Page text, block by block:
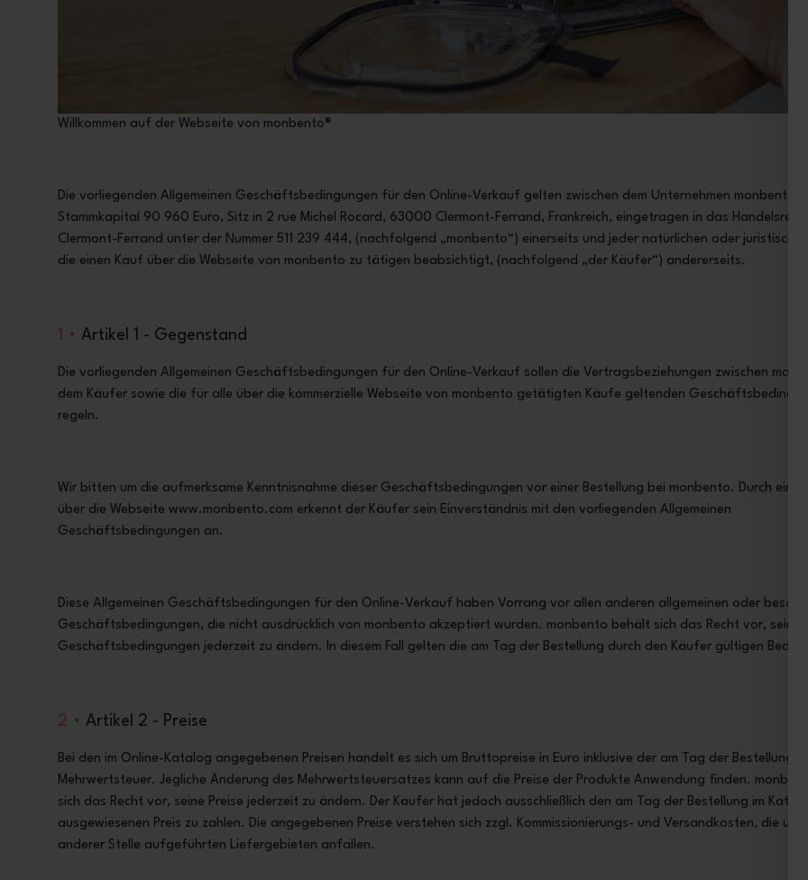
Willkommen auf der Webseite von monbento®
Die vorliegenden Allgemeinen Geschäftsbedingungen für den Online-Verkauf gelten zwischen dem Unternehmen monbento
Stammkapital 90 960 Euro, Sitz in 2 rue Michel Rocard, 63000 Clermont-Ferrand, Frankreich, eingetragen in das
Clermont-Ferrand unter der Nummer 511 239 444, (nachfolgend „monbento“) einerseits und jeder natürlichen oder juristischen
die einen Kauf über die Webseite von monbento zu tätigen beabsichtigt, (nachfolgend „der Käufer“) andererseits.
1 • Artikel 1 - Gegenstand
Die vorliegenden Allgemeinen Geschäftsbedingungen für den Online-Verkauf sollen die Vertragsbeziehungen zwischen
dem Käufer sowie die für alle über die kommerzielle Webseite von monbento getätigten Käufe geltenden
regeln.
Wir bitten um die aufmerksame Kenntnisnahme dieser Geschäftsbedingungen vor einer Bestellung bei monbento. Durch eine
über die Webseite www.monbento.com erkennt der Käufer sein Einverständnis mit den vorliegenden Allgemeinen
Geschäftsbedingungen an.
Diese Allgemeinen Geschäftsbedingungen für den Online-Verkauf haben Vorrang vor allen anderen allgemeinen oder
Geschäftsbedingungen, die nicht ausdrücklich von monbento akzeptiert wurden. monbento behält sich das Recht vor, seine
Geschäftsbedingungen jederzeit zu ändern. In diesem Fall gelten die am Tag der Bestellung durch den Käufer gültigen
2 • Artikel 2 - Preise
Bei den im Online-Katalog angegebenen Preisen handelt es sich um Bruttopreise in Euro inklusive der am Tag der Bestellung
Mehrwertsteuer. Jegliche Änderung des Mehrwertsteuersatzes kann auf die Preise der Produkte Anwendung finden.
sich das Recht vor, seine Preise jederzeit zu ändern. Der Käufer hat jedoch ausschließlich den am Tag der Bestellung im
ausgewiesenen Preis zu zahlen. Die angegebenen Preise verstehen sich zzgl. Kommissionierungs- und Versandkosten, die u.U.
anderer Stelle aufgeführten Liefergebieten anfallen.